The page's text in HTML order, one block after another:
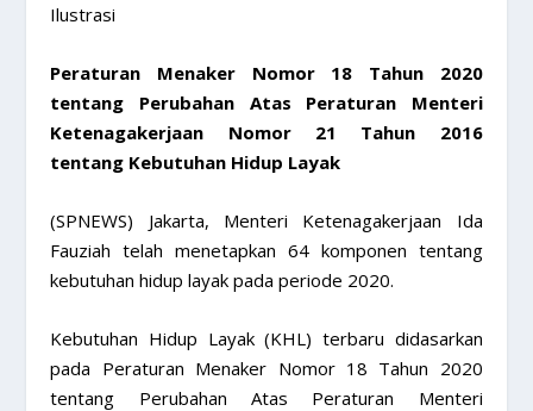
Ilustrasi
Peraturan Menaker Nomor 18 Tahun 2020
tentang Perubahan Atas Peraturan Menteri
Ketenagakerjaan Nomor 21 Tahun 2016
tentang Kebutuhan Hidup Layak
(SPNEWS) Jakarta, Menteri Ketenagakerjaan Ida
Fauziah telah menetapkan 64 komponen tentang
kebutuhan hidup layak pada periode 2020.
Kebutuhan Hidup Layak (KHL) terbaru didasarkan
pada Peraturan Menaker Nomor 18 Tahun 2020
tentang Perubahan Atas Peraturan Menteri